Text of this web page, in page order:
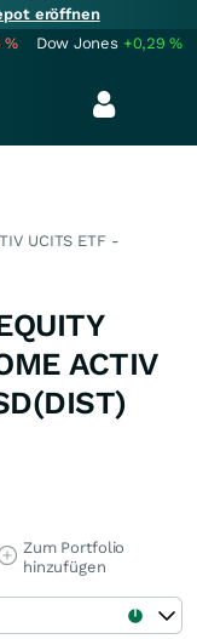
eröffnen
% Dow Jones +0,29%
UCITS ETF -
ACTIV
Zum Portfolio
hinzufügen